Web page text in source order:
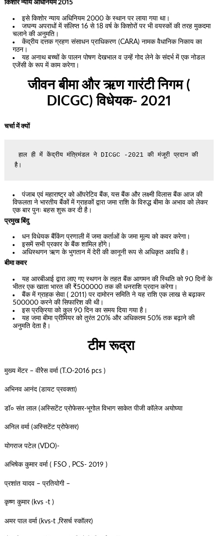
किशोर न्याय अधिनियम 2015
इसे किशोर न्याय अधिनियम 2000 के स्थान पर लाया गया था।
जघन्य अपराधों में संलिप्त 16 से 18 वर्ष के किशोरों पर भी वयस्कों की तरह मुकदमा
चलाने की अनुमति।
केंद्रीय दत्तक ग्रहण संसाधन प्राधिकरण (CARA) नामक वैधानिक निकाय का
गठन।
यह अनाथ बच्चों के पालन पोषण देखभाल व उन्हें गोद लेने के संदर्भ में एक नोडल
एजेंसी के रूप में काम करेगा।
जीवन बीमा और ऋण गारंटी निगम (
DICGC) विधेयक- 2021
चर्चा में क्यों
हाल ही में केंद्रीय मंत्रिमंडल ने DICGC -2021 की मंजूरी प्रदान की
है।
पंजाब एवं महाराष्ट्र को ऑपरेटिव बैंक, यस बैंक और लक्ष्मी विलास बैंक आज की
विफलता ने भारतीय बैंकों में ग्राहकों द्वारा जमा राशि के विरुद्ध बीमा के अभाव को लेकर
एक बार पुनः बहस शुरू कर दी है।
प्रमुख बिंदु
धन विधेयक बैंकिंग प्रणाली में जमा कर्ताओं के जमा मूल्य को कवर करेगा।
इसमें सभी प्रकार के बैंक शामिल होंगे।
अधिस्थगन ऋण के भुगतान में देरी की कानूनी रूप से अधिकृत अवधि है।
बीमा कवर
यह आरबीआई द्वारा लाए गए स्थगन के तहत बैंक आगमन की स्थिति को 90 दिनों के
भीतर एक खाता भारत की ₹500000 तक की धनराशि प्रदान करेगा।
बैंक में ग्राहक सेवा ( 2011) पर दामोरन समिति ने यह राशि एक लाख से बढ़ाकर
500000 करने की सिफारिश की थी।
इस प्रक्रिया को कुल 90 दिन का समय दिया गया है।
यह जमा बीमा प्रीमियर को तुरंत 20% और अधिकतम 50% तक बढ़ाने की
अनुमति देता है।
टीम रूद्रा
मुख्य मेंटर – वीरेेस वर्मा (T.O-2016 pcs )
अभिनव आनंद (डायट प्रवक्ता)
डॉ० संत लाल (अस्सिटेंट प्रोफेसर-भूगोल विभाग साकेत पीजी कॉलेज अयोघ्या
अनिल वर्मा (अस्सिटेंट प्रोफेसर)
योगराज पटेल (VDO)-
अभिषेक कुमार वर्मा ( FSO , PCS- 2019 )
प्रशांत यादव – प्रतियोगी –
कृष्ण कुमार (kvs -t )
अमर पाल वर्मा (kvs-t ,रिसर्च स्कॉलर)